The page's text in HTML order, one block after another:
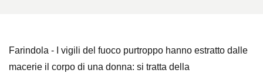
Farindola - I vigili del fuoco purtroppo hanno estratto dalle
macerie il corpo di una donna: si tratta della